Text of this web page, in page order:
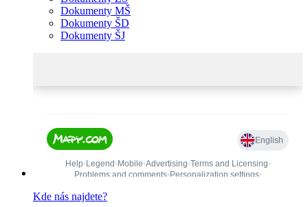
Dokumenty MŠ
Dokumenty ŠD
Dokumenty ŠJ
Kde nás najdete?